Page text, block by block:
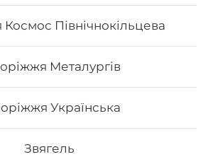
Північнокільцева
Металургів
Українська
Звягель